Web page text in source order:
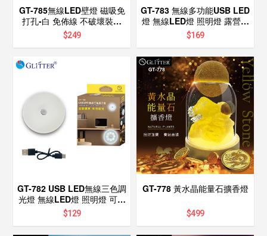
GT-785無線LED壁燈 磁吸免
打孔-白 免佈線 不破壞裝潢
USB充電 觸控燈 3色光 可調
亮度 投射燈 展示燈
$249
GT-783 無線多功能USB LED
燈 無線LED燈 照明燈 露營燈
車內燈 小夜燈 可充電可磁吸
$169
GT-782 USB LED無線三色調
光燈 無線LED燈 照明燈 可充
電可磁吸
$129
GT-778 黃水晶能量石擴香燈
$499